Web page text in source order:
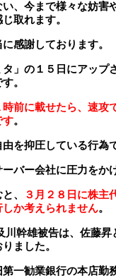
、今まで様々な妨害
取れます。
感謝しております。
」の１５日にアップ
。
時前に載せたら、速
す。
を抑圧している行為
バー会社に圧力をか
、
３月２８日に株主
か考えられません。
川幹雄被告は、佐藤昇
りました。
一勧業銀行の本店勤